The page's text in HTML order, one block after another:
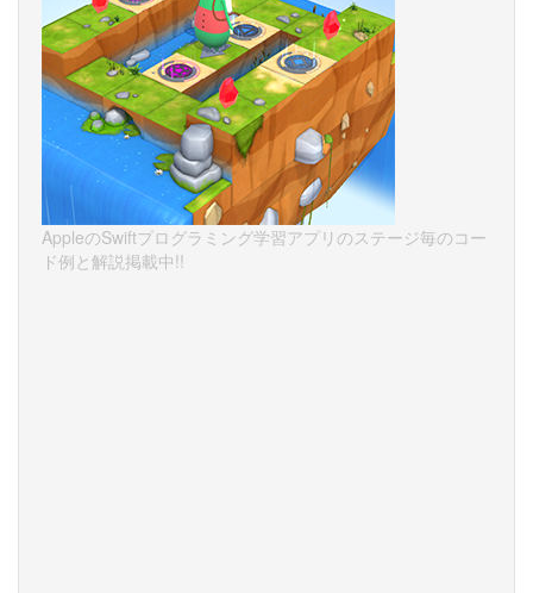
AppleのSwiftプログラミング学習アプリのステージ毎のコー
ド例と解説掲載中!!